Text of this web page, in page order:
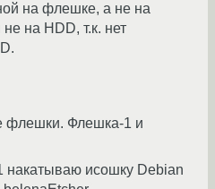
на флешке, а не на
на HDD, т.к. нет
флешки. Флешка-1 и
накатываю исошку Debian